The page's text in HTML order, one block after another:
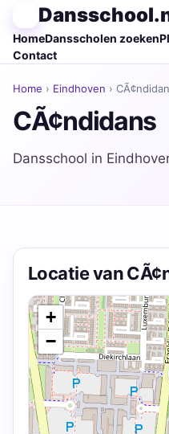
HomeDansscholen zoeken
Contact
Home › Eindhoven ›
CÃ¢ndidans
Dansschool in
Locatie van
+
−